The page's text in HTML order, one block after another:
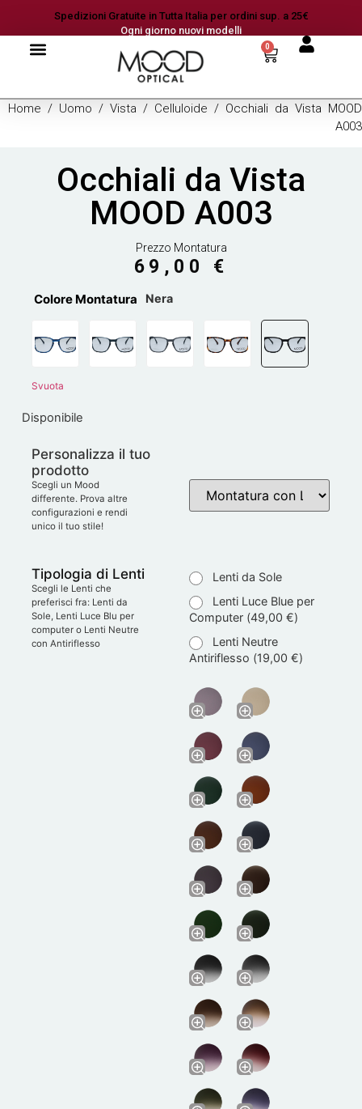
Spedizioni Gratuite in Tutta Italia per ordini sup. a 25€
Ogni giorno nuovi modelli
0
Home / Uomo / Vista / Celluloide / Occhiali da Vista MOOD
A003
Occhiali da Vista
MOOD A003
Prezzo Montatura
69,00 €
Colore Montatura Nera
Svuota
Disponibile
Personalizza il tuo
prodotto
Scegli un Mood
differente. Prova altre
configurazioni e rendi
unico il tuo stile!
Tipologia di Lenti
Scegli le Lenti che
preferisci fra: Lenti da
Sole, Lenti Luce Blu per
computer o Lenti Neutre
con Antiriflesso
Lenti da Sole
Lenti Luce Blue per
Computer (49,00 €)
Lenti Neutre
Antiriflesso (19,00 €)